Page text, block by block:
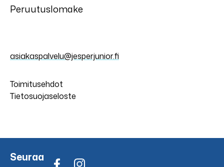
Peruutuslomake
asiakaspalvelu@jesperjunior.fi
Toimitusehdot
Tietosuojaseloste
Seuraa